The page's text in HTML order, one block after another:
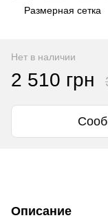
Размерная сетка
Нет в наличии
2 510 грн
Описание